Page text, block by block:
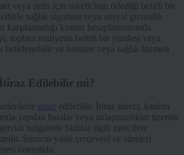
veya ürün için tüketicinin ödediği belirli bir
sağlık sigortası veya sosyal güvenlik
kısmın hesaplanmasında
toplam maliyetin belirli bir yüzdesi veya
ve hastane veya sağlık hizmeti
İtiraz Edilebilir mi?
itiraz edilebilir. İtiraz süreci, katılım
yapılan hatalar veya anlaşmazlıklar üzerine
belgelerle birlikte ilgili mercilere
Sürecin yasal çerçevesi ve süreleri
önemlidir.